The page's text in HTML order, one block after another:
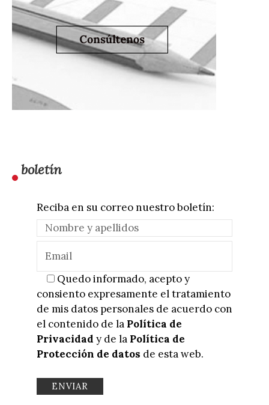
boletín
Reciba en su correo nuestro boletín:
Quedo informado, acepto y
consiento expresamente el tratamiento
de mis datos personales de acuerdo con
el contenido de la Política de
Privacidad y de la Política de
Protección de datos de esta web.